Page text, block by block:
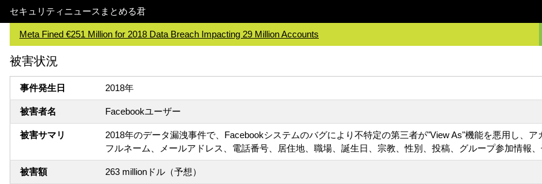
セキュリティニュースまとめる君
Meta Fined €251 Million for 2018 Data Breach Impacting 29 Million Accounts
被害状況
事件発生日 2018年
被害者名 Facebookユーザー
被害サマリ
2018年のデータ漏洩事件で、Facebookシステムのバグにより不特定の第三者が"View As"機能を悪用し、
フルネーム、メールアドレス、電話番号、居住地、職場、誕生日、宗教、性別、投稿、グループ参加情報
被害額 263 millionドル（予想）